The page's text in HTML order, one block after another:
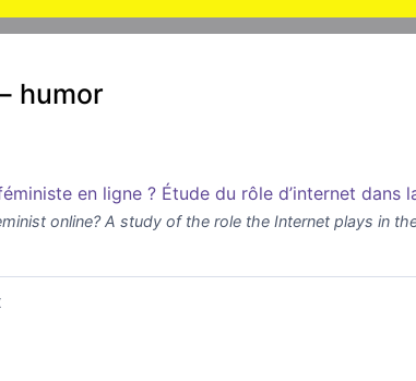
humor
en ligne ? Étude du rôle d’internet dans
online? A study of the role the Internet plays in